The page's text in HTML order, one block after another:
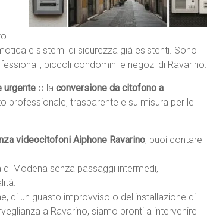
e sistemi di sicurezza già esistenti. Sono
piccoli condomini e negozi di Ravarino.
urgente o la conversione da citofono a
professionale, trasparente e su misura per le
videocitofoni Aiphone Ravarino, puoi contare
Modena senza passaggi intermedi,
di un guasto improvviso o dellinstallazione di
a Ravarino, siamo pronti a intervenire